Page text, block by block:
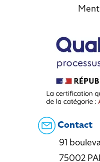
Contact
91
75002